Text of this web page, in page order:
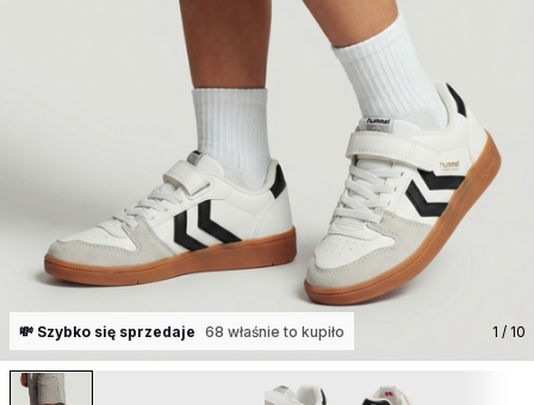
💸 Szybko się sprzedaje 68 właśnie to kupiło 1 / 10